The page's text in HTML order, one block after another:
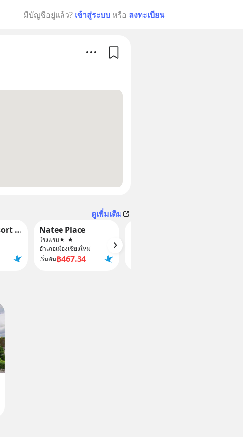
มีบัญชีอยู่แล้ว? เข้าสู่ระบบ หรือ ลงทะเบียน
ดูเพิ่มเติม
Harmony Resort Hotel Natee Place
โรงแรม★ ★
อำเภอเมืองเชียงใหม่
เริ่มต้น฿467.34